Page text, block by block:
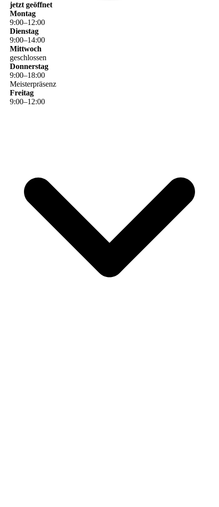
jetzt geöffnet
Montag
9:00–12:00
Dienstag
9:00–14:00
Mittwoch
geschlossen
Donnerstag
9:00–18:00
Meisterpräsenz
Freitag
9:00–12:00